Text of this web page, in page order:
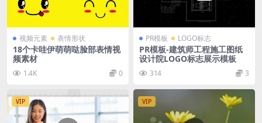
视频元素 表情形状
18个卡哇伊萌萌哒脸部表情视
频素材
1.4K 0
PR模板 LOGO标志
PR模板-建筑师工程施工图纸
设计院LOGO标志展示模板
314 3
VIP VIP